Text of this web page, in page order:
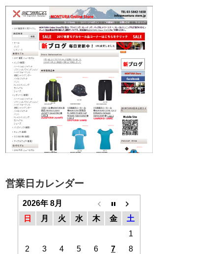
営業日カレンダー
2026年 8月
日
月 火 水 木 金
土
1
2
3 4 5 6 7
8